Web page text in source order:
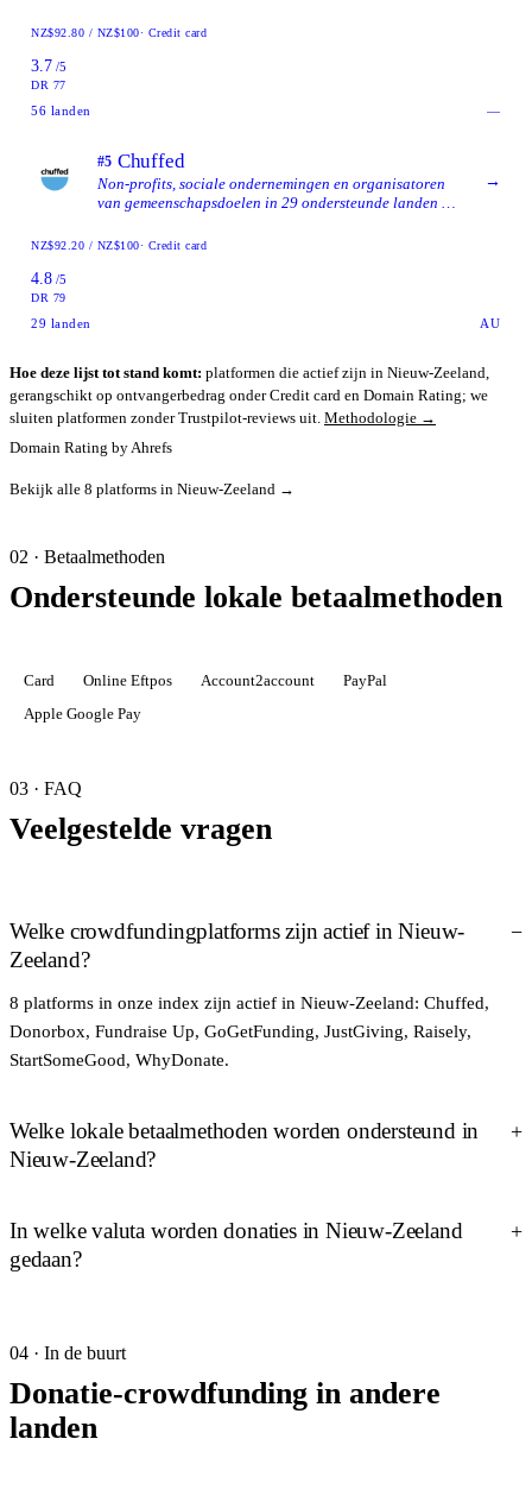
fooien van donateurs, met brede internationale
NZ$92.80 / NZ$100· Credit card
3.7 /5
DR 77
56 landen —
#5 Chuffed
Non-profits, sociale ondernemingen en organisatoren
van gemeenschapsdoelen in 29 ondersteunde landen die
en bereid zijn om vóór de lancering identiteitsverificatie
NZ$92.20 / NZ$100· Credit card
4.8 /5
DR 79
29 landen AU
→
Hoe deze lijst tot stand komt: platformen die actief zijn in Nieuw-Zeeland,
gerangschikt op ontvangerbedrag onder Credit card en Domain Rating; we
sluiten platformen zonder Trustpilot-reviews uit. Methodologie →
Domain Rating by Ahrefs
Bekijk alle 8 platforms in Nieuw-Zeeland →
02 · Betaalmethoden
Ondersteunde lokale betaalmethoden
Card Online Eftpos Account2account
PayPal
Apple Google Pay
03 · FAQ
Veelgestelde vragen
Welke crowdfundingplatforms zijn actief in Nieuw-
Zeeland?
8 platforms in onze index zijn actief in Nieuw-Zeeland: Chuffed,
Donorbox, Fundraise Up, GoGetFunding, JustGiving, Raisely,
StartSomeGood, WhyDonate.
Welke lokale betaalmethoden worden ondersteund in
Nieuw-Zeeland?
In welke valuta worden donaties in Nieuw-Zeeland
gedaan?
04 · In de buurt
Donatie-crowdfunding in andere
landen